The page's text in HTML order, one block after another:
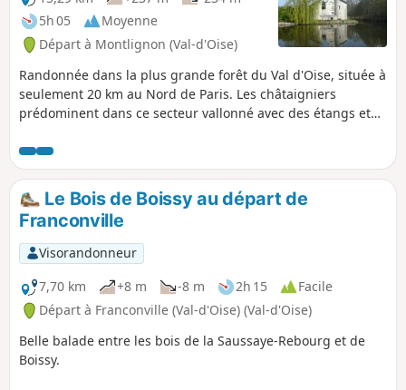
5h 05
Moyenne
Départ à Montlignon (Val-d'Oise)
Randonnée dans la plus grande forêt du Val d'Oise, située à
seulement 20 km au Nord de Paris. Les châtaigniers
prédominent dans ce secteur vallonné avec des étangs et
permet de découvrir quelques éléments intéressants du
patrimoine local.
Le Bois de Boissy au départ de
Franconville
Visorandonneur
7,70 km
+8 m -8 m 2h 15
Facile
Départ à Franconville (Val-d'Oise) (Val-d'Oise)
Belle balade entre les bois de la Saussaye-Rebourg et de
Boissy.